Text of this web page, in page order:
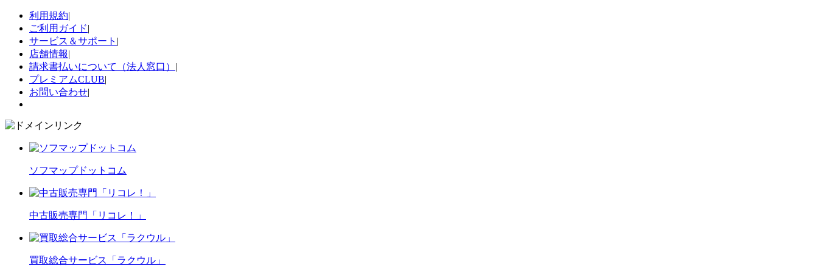
利用規約|
ご利用ガイド|
サービス＆サポート |
店舗情報|
請求書払いについて（法人窓口） |
プレミアムCLUB|
お問い合わせ|
ソフマップドットコム
中古販売専門「リコレ！」
買取総合サービス「ラクウル」